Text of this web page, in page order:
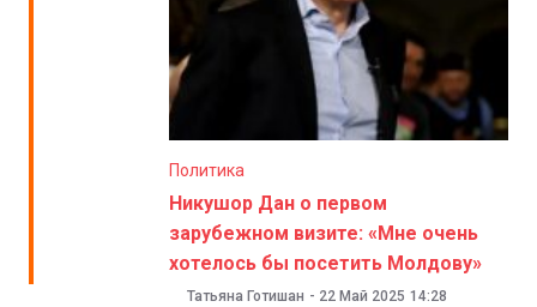
Политика
Никушор Дан о первом
зарубежном визите: «Мне очень
хотелось бы посетить Молдову»
Татьяна Готишан - 22 Май 2025 14:28